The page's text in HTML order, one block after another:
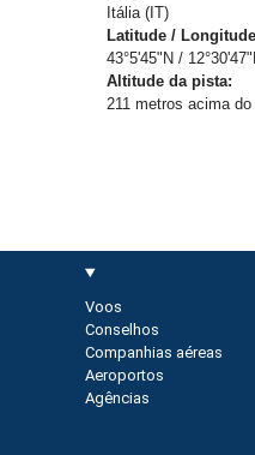
Itália (IT)
Latitude /
43°5'45"N /
Altitude da pista:
211 metros acima
Voos
Conselhos
Companhias aéreas
Aeroportos
Agências